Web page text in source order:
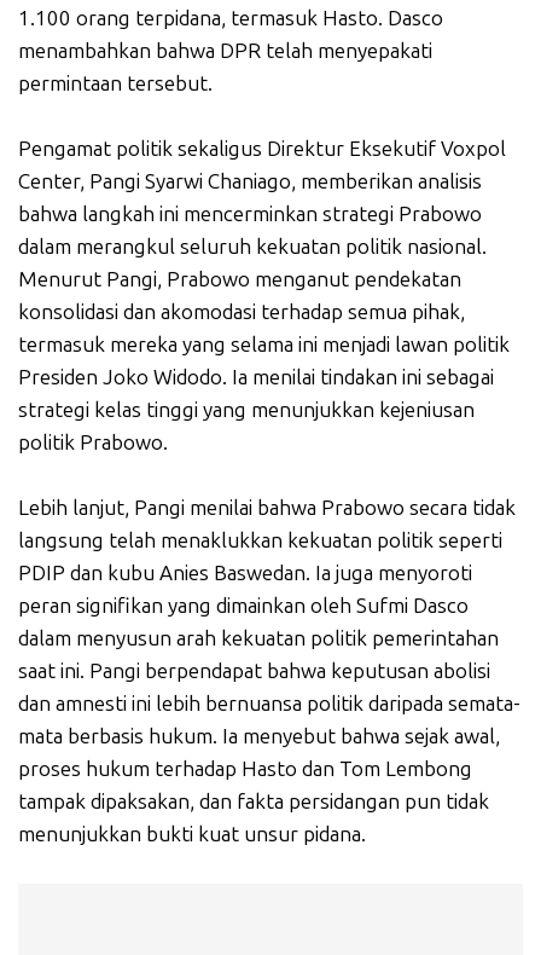
1.100 orang terpidana, termasuk Hasto. Dasco
menambahkan bahwa DPR telah menyepakati
permintaan tersebut.
Pengamat politik sekaligus Direktur Eksekutif Voxpol
Center, Pangi Syarwi Chaniago, memberikan analisis
bahwa langkah ini mencerminkan strategi Prabowo
dalam merangkul seluruh kekuatan politik nasional.
Menurut Pangi, Prabowo menganut pendekatan
konsolidasi dan akomodasi terhadap semua pihak,
termasuk mereka yang selama ini menjadi lawan politik
Presiden Joko Widodo. Ia menilai tindakan ini sebagai
strategi kelas tinggi yang menunjukkan kejeniusan
politik Prabowo.
Lebih lanjut, Pangi menilai bahwa Prabowo secara tidak
langsung telah menaklukkan kekuatan politik seperti
PDIP dan kubu Anies Baswedan. Ia juga menyoroti
peran signifikan yang dimainkan oleh Sufmi Dasco
dalam menyusun arah kekuatan politik pemerintahan
saat ini. Pangi berpendapat bahwa keputusan abolisi
dan amnesti ini lebih bernuansa politik daripada semata-
mata berbasis hukum. Ia menyebut bahwa sejak awal,
proses hukum terhadap Hasto dan Tom Lembong
tampak dipaksakan, dan fakta persidangan pun tidak
menunjukkan bukti kuat unsur pidana.